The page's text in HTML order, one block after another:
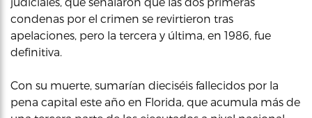
condenas por el crimen se revirtieron tras
apelaciones, pero la tercera y última, en 1986, fue
definitiva.
Con su muerte, sumarían dieciséis fallecidos por la
pena capital este año en Florida, que acumula más de